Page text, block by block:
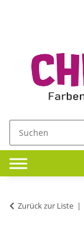
Zurück zur Liste